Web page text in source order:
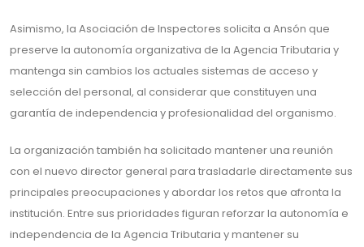
Asimismo, la Asociación de Inspectores solicita a Ansón que
preserve la autonomía organizativa de la Agencia Tributaria y
mantenga sin cambios los actuales sistemas de acceso y
selección del personal, al considerar que constituyen una
garantía de independencia y profesionalidad del organismo.
La organización también ha solicitado mantener una reunión
con el nuevo director general para trasladarle directamente sus
principales preocupaciones y abordar los retos que afronta la
institución. Entre sus prioridades figuran reforzar la autonomía e
independencia de la Agencia Tributaria y mantener su